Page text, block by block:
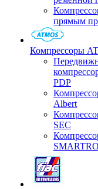
прямым
Компрессоры
PDP
Albert
SEC